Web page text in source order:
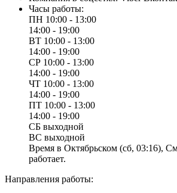
Часы работы:
ПН 10:00 - 13:00
14:00 - 19:00
ВТ 10:00 - 13:00
14:00 - 19:00
СР 10:00 - 13:00
14:00 - 19:00
ЧТ 10:00 - 13:00
14:00 - 19:00
ПТ 10:00 - 13:00
14:00 - 19:00
СБ выходной
ВС выходной
Время в Октябрьском (сб, 03:16),
работает.
Направления работы: